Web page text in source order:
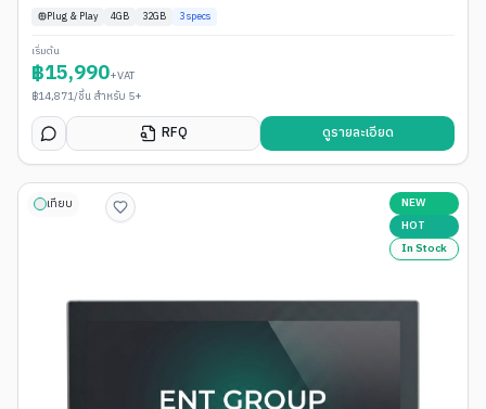
Plug & Play 4GB 32GB 3specs
เริ่มต้น
฿15,990+VAT
฿14,871/ชิ้น สำหรับ 5+
RFQ ดูรายละเอียด
เทียบ
NEW
HOT
In Stock